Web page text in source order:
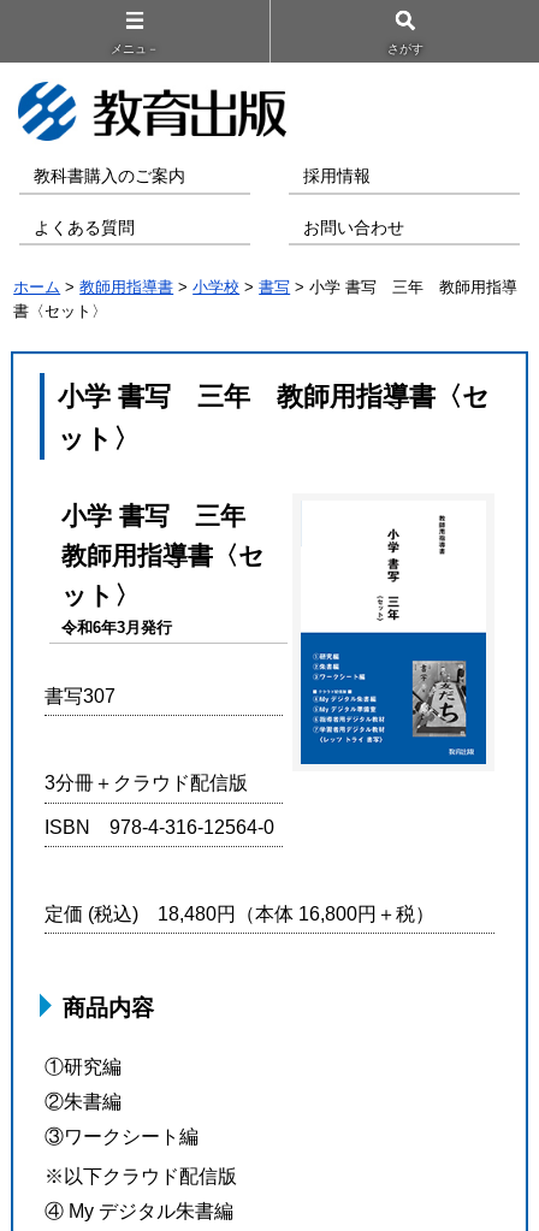
メニュ－ さがす
教科書購入のご案内 採用情報
よくある質問 お問い合わせ
ホーム >教師用指導書 >小学校 >書写 > 小学 書写 三年 教師用指導
書〈セット〉
小学 書写 三年 教師用指導書〈セ
ット〉
小学 書写 三年
教師用指導書〈セ
ット〉
令和6年3月発行
書写307
3分冊＋クラウド配信版
ISBN 978-4-316-12564-0
定価 (税込) 18,480円（本体 16,800円＋税）
商品内容
①研究編
②朱書編
③ワークシート編
※以下クラウド配信版
④ My デジタル朱書編